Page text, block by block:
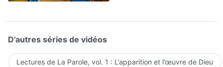
D’autres séries de vidéos
Lectures de La Parole, vol. 1 : L’apparition et l’œuvre de Dieu